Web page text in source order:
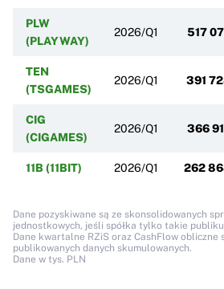
PLW
(PLAYWAY)
2026/Q1 517
TEN
(TSGAMES)
2026/Q1 391
CIG
(CIGAMES)
2026/Q1 366
11B (11BIT) 2026/Q1 262
Dane pozyskiwane są ze skonsolidowanych
jednostkowych, jeśli spółka tylko takie
Dane kwartalne RZiS oraz CashFlow obliczne
publikowanych danych skumulowanych.
Dane w tys. PLN